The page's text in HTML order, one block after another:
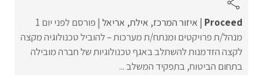
Proceed‏ איזור המרכז אילת אריאל פורסם לפני יום 1
מנהל/ת פרויקטים ומנתח/ת מערכות – להוביל טכנולוגיה מקצה
לקצה הזדמנות להשתלב באגף טכנולוגיות של חברה מובילה
בתחום הביטוח, בתפקיד המשלב ...